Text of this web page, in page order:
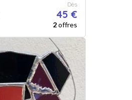
Dès
45 €
2offres